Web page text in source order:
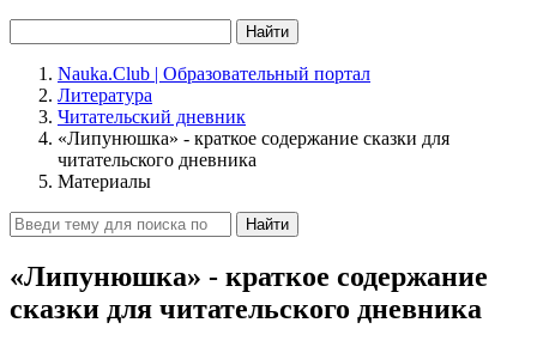
Найти
Nauka.Club | Образовательный портал
Литература
Читательский дневник
«Липунюшка» - краткое содержание сказки для
читательского дневника
Материалы
Найти
«Липунюшка» - краткое содержание
сказки для читательского дневника